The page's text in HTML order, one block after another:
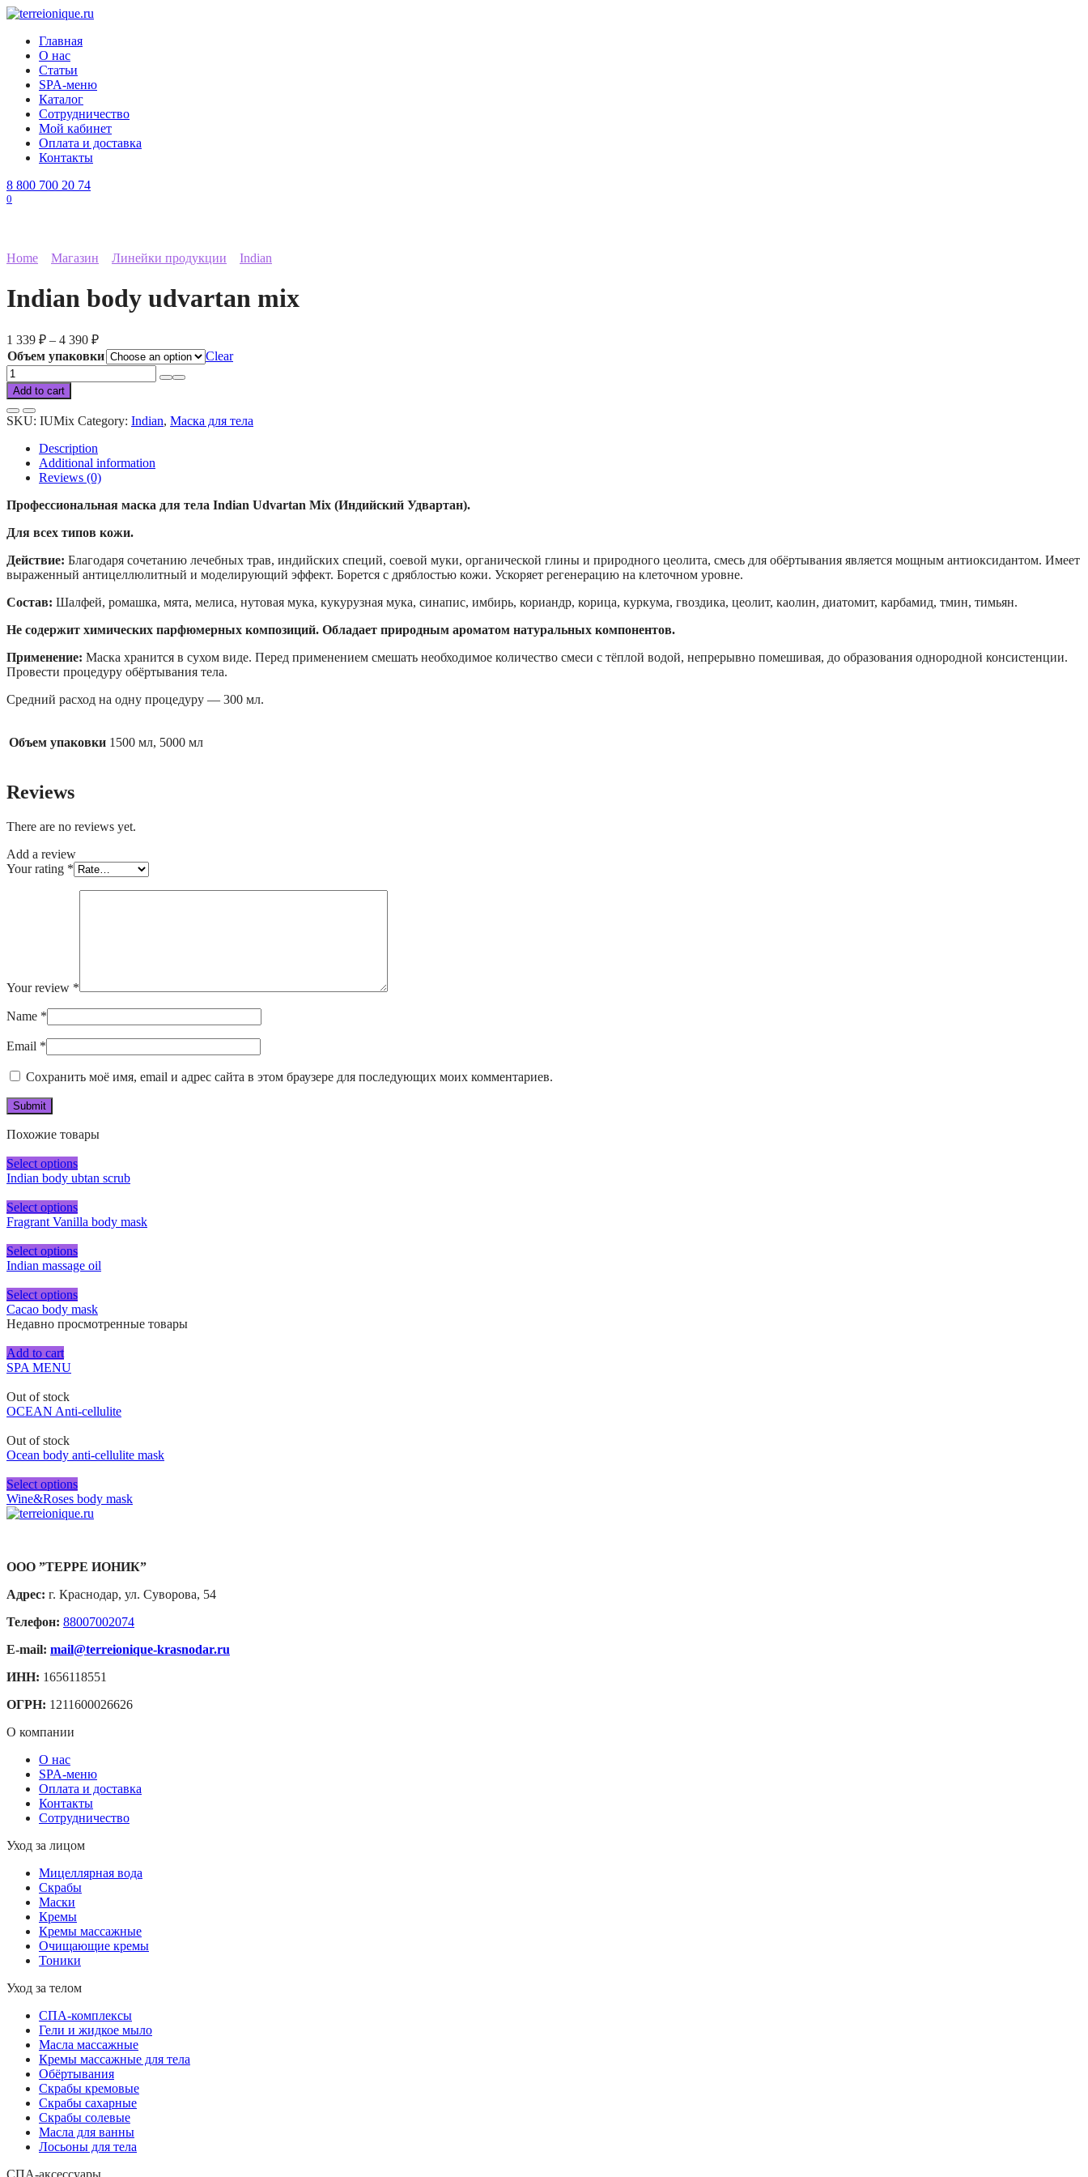
Перейти
содержанию
Главная
О нас
Статьи
SPA-меню
Каталог
Сотрудничество
Мой кабинет
Оплата и доставка
Контакты
8 800 700 20 74
0
Home Магазин Линейки продукции Indian
Indian body udvartan mix
1 339 ₽ – 4 390 ₽
Объем упаковки
Clear
Indian
body
udvartan
mix
quantity
Add to cart
SKU: IUMix Category: Indian, Маска для тела
Description
Additional information
Reviews (0)
Профессиональная маска для тела Indian Udvartan Mix (Индийский Удвартан).
Для всех типов кожи.
Действие: Благодаря сочетанию лечебных трав, индийских специй, соевой муки, органической глины и природного цеолита, смесь для обёртывания является мощным антиоксидантом. Имеет
выраженный антицеллюлитный и моделирующий эффект. Борется с дряблостью кожи. Ускоряет регенерацию на клеточном уровне.
Состав: Шалфей, ромашка, мята, мелиса, нутовая мука, кукурузная мука, синапис, имбирь, кориандр, корица, куркума, гвоздика, цеолит, каолин, диатомит, карбамид, тмин, тимьян.
Не содержит химических парфюмерных композиций. Обладает природным ароматом натуральных компонентов.
Применение: Маска хранится в сухом виде. Перед применением смешать необходимое количество смеси с тёплой водой, непрерывно помешивая, до образования однородной консистенции.
Провести процедуру обёртывания тела.
Средний расход на одну процедуру — 300 мл.
Объем упаковки 1500 мл, 5000 мл
Reviews
There are no reviews yet.
Add a review
Your rating *
Your review *
Name *
Email *
Сохранить моё имя, email и адрес сайта в этом браузере для последующих моих комментариев.
Похожие товары
Select options
Indian body ubtan scrub
Select options
Fragrant Vanilla body mask
Select options
Indian massage oil
Select options
Cacao body mask
Недавно просмотренные товары
Add to cart
SPA MENU
Out of stock
OCEAN Anti-cellulite
Out of stock
Ocean body anti-cellulite mask
Select options
Wine&Roses body mask
ООО ”ТЕРРЕ ИОНИК”
Адрес: г. Краснодар, ул. Суворова, 54
Телефон: 88007002074
E-mail: mail@terreionique-krasnodar.ru
ИНН: 1656118551
ОГРН: 1211600026626
О компании
О нас
SPA-меню
Оплата и доставка
Контакты
Сотрудничество
Уход за лицом
Мицеллярная вода
Скрабы
Маски
Кремы
Кремы массажные
Очищающие кремы
Тоники
Уход за телом
СПА-комплексы
Гели и жидкое мыло
Масла массажные
Кремы массажные для тела
Обёртывания
Скрабы кремовые
Скрабы сахарные
Скрабы солевые
Масла для ванны
Лосьоны для тела
СПА-аксессуары